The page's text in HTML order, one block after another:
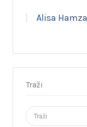
Alisa
Traži
Search
for: